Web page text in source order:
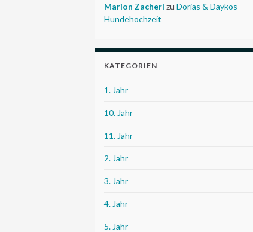
Marion Zacherl zu Dorias & Daykos
Hundehochzeit
KATEGORIEN
1. Jahr
10. Jahr
11. Jahr
2. Jahr
3. Jahr
4. Jahr
5. Jahr